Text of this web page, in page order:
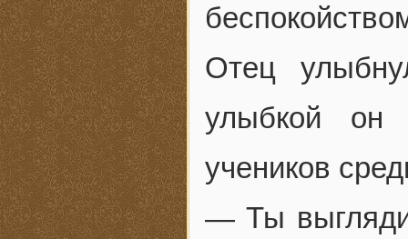
Отец
улыбкой он
учеников
— Ты